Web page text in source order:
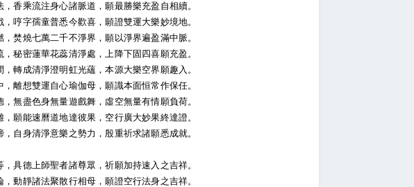
乘流注身心諸脈道，願最勝樂充盈自相續。
字孺童普悉今歡喜，願證雙運大樂妙境地。
燒七萬二千不淨界，願以淨界遍盈滿中脈。
密蓮華花蕊清淨處，上降下固四喜願充盈。
成清淨澄明虹光蘊，本源大樂空界願趣入。
想雙運自心瑜伽母，願識本面恒常作保任。
盡色身無量遊戲舞，虛空無量有情願負荷。
能速曆道地達彼果，空行廣大妙果終達證。
身清淨意樂之勢力，殷重祈求諸願悉成就。
德上師聖者諸尊眾，祈願加持速入之吉祥。
靜諸法聚散行相母，願證空行法身之吉祥。